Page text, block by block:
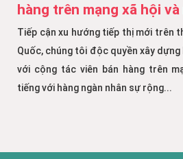
hàng trên mạng xã hội
Tiếp cận xu hướng tiếp thị mới trên
Quốc, chúng tôi độc quyền xây
với cộng tác viên bán hàng trên
tiếng với hàng ngàn nhân sự rộng...